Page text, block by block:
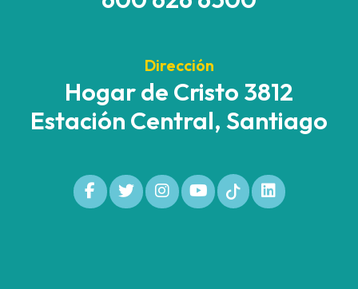
Dirección
Hogar de Cristo 3812
Estación Central, Santiago